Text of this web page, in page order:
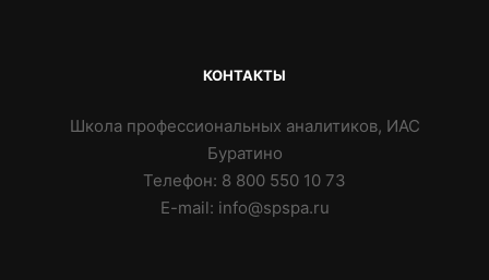
КОНТАКТЫ
Школа профессиональных аналитиков, ИАС
Буратино
Телефон: 8 800 550 10 73
E-mail: info@spspa.ru